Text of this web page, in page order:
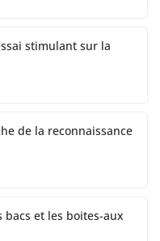
stimulant sur la
de la reconnaissance
bacs et les boites-aux